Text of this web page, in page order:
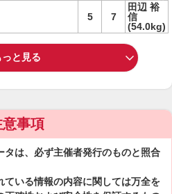
5 7
田辺 裕
信
(54.0kg)
っと見る
意事項
は、必ず主催者発行のものと照合
いる情報の内容に関しては万全を